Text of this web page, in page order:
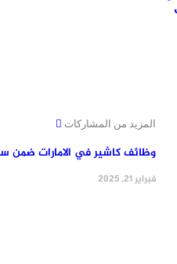
المزيد من المشاركات
وظائف كاشير في الامارات ضمن
فبراير 21, 2025